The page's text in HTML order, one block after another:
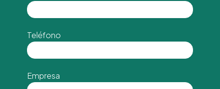
Teléfono
Empresa